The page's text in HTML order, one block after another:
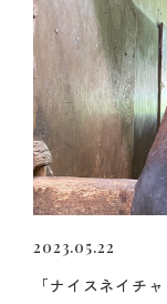
2023.05.22
「ナイスネイチ